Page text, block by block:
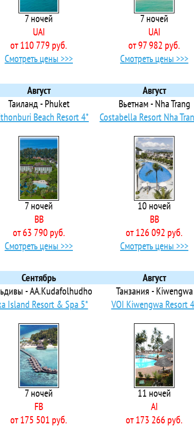
Jannah Resort & Aqua Park
Queen Resort Marsa Alam
Sapphire Beach Resort (Adult Only +16)
Star Resort & Aqua Park
Sun Resort & Aqua Park
Hotel & Spa
Les Rois
Resort
Aqua Hotel
Beach
Blu Hotel
Beach Club Abu Soma
Oyoun Resort & Casino
Sands Golf Resort
in Gouna Tawila The Butterfly
Fun Hurghada
Sun Flower Resort
Azur Resort
Oriental Resort
Resort
Sahl Hasheesh
Tiran Sharm
Palace Sahl Hasheesh
Palms Sharm El Sheikh (16+)
Resort Sharm El Sheikh
Albatros Resort
Safari Nubian Resort
Resort
Moon
7 ночей
UAI
от 110 779 руб.
Смотреть цены >>>
7 ночей
UAI
от 97 982 руб.
Смотреть цены >>>
Август
Таиланд - Phuket
Beach Resort 4*
7 ночей
BB
от 63 790 руб.
Смотреть цены >>>
Август
Вьетнам - Nha Trang
Costabella Resort Nha
10 ночей
BB
от 126 092 руб.
Смотреть цены >>>
Сентябрь
- AA.Kudafolhudho
Island Resort & Spa 5*
7 ночей
FB
от 175 501 руб.
Август
Танзания - Kiwengwa
VOI Kiwengwa Resort
11 ночей
AI
от 173 266 руб.